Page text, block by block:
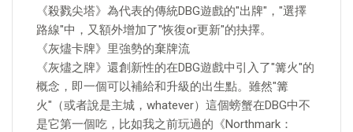
《殺戮尖塔》為代表的傳統DBG遊戲的"出牌"，"選擇
路線"中，又額外增加了"恢復or更新"的抉擇。
《灰燼卡牌》里強勢的棄牌流
《灰燼之牌》還創新性的在DBG遊戲中引入了"篝火"的
概念，即一個可以補給和升級的出生點。雖然"篝
火"（或者說是主城，whatever）這個螃蟹在DBG中不
是它第一個吃，比如我之前玩過的《Northmark：